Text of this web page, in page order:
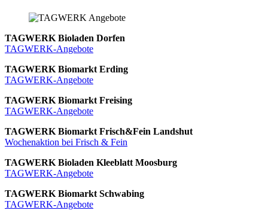
TAGWERK Bioladen Dorfen
TAGWERK-Angebote
TAGWERK Biomarkt Erding
TAGWERK-Angebote
TAGWERK Biomarkt Freising
TAGWERK-Angebote
TAGWERK Biomarkt Frisch&Fein Landshut
Wochenaktion bei Frisch & Fein
TAGWERK Bioladen Kleeblatt Moosburg
TAGWERK-Angebote
TAGWERK Biomarkt Schwabing
TAGWERK-Angebote